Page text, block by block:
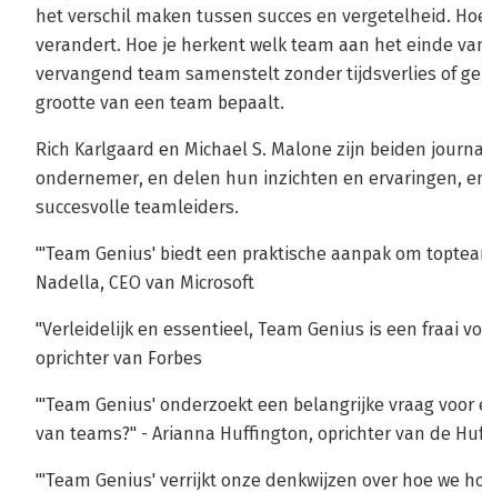
het verschil maken tussen succes en vergetelheid.
verandert. Hoe je herkent welk team aan het einde
vervangend team samenstelt zonder tijdsverlies of
grootte van een team bepaalt.
Rich Karlgaard en Michael S. Malone zijn beiden
ondernemer, en delen hun inzichten en ervaringen,
succesvolle teamleiders.
"'Team Genius' biedt een praktische aanpak om
Nadella, CEO van Microsoft
"Verleidelijk en essentieel, Team Genius is een fraai
oprichter van Forbes
"'Team Genius' onderzoekt een belangrijke vraag
van teams?" - Arianna Huffington, oprichter van de
"'Team Genius' verrijkt onze denkwijzen over hoe we